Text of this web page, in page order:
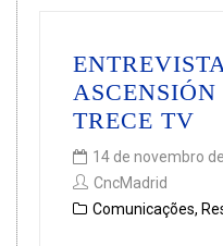
TRECE TV
14 de novembro
CncMadrid
Comunicações,